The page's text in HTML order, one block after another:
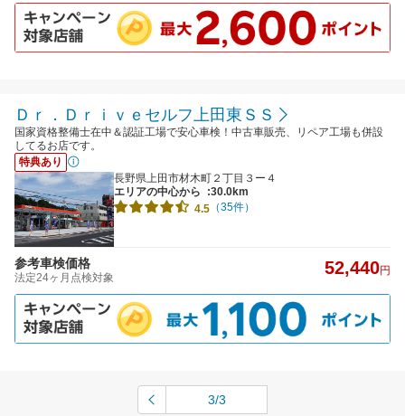
Ｄｒ．Ｄｒｉｖｅセルフ上田東ＳＳ
国家資格整備士在中＆認証工場で安心車検！中古車販売、リペア工場も併設
してるお店です。
特典あり
長野県上田市材木町２丁目３ー４
エリアの中心から
:30.0km
4.5 （35件）
参考車検価格
法定24ヶ月点検対象 52,440円
3/3